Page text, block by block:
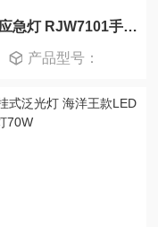
手提应急灯 RJW7101手提防爆照明灯
产品型号：